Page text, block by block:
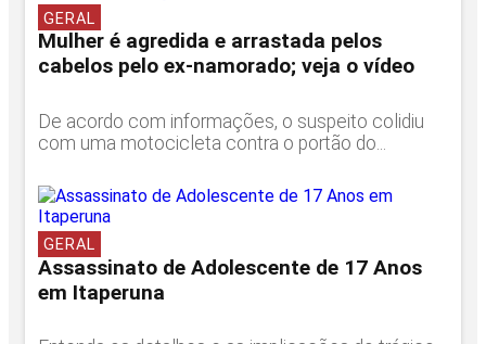
GERAL
Mulher é agredida e arrastada pelos
cabelos pelo ex-namorado; veja o vídeo
De acordo com informações, o suspeito colidiu
com uma motocicleta contra o portão do...
GERAL
Assassinato de Adolescente de 17 Anos
em Itaperuna